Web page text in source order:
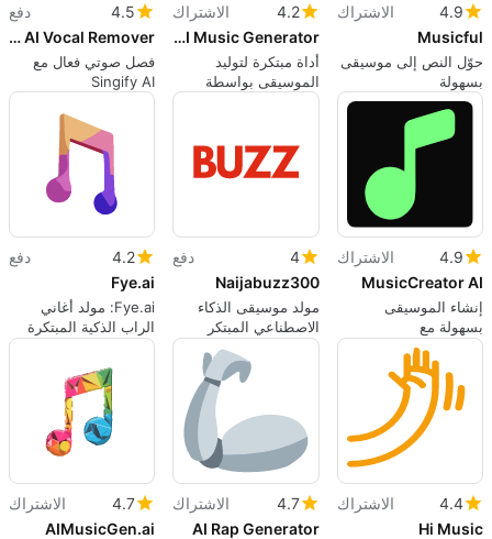
4.9
الاشتراك
Musicful
حوّل النص إلى موسيقى
بسهولة
4.2
الاشتراك
Free AI Music Generator
أداة مبتكرة لتوليد
الموسيقى بواسطة
الذكاء الاصطناعي
4.5
دفع
Singify AI Vocal Remover
فصل صوتي فعال مع
Singify AI
4.9
الاشتراك
MusicCreator AI
إنشاء الموسيقى
بسهولة مع
MusicCreator AI
4
دفع
Naijabuzz300
مولد موسيقى الذكاء
الاصطناعي المبتكر
للفنانين
4.2
دفع
Fye.ai
Fye.ai: مولد أغاني
الراب الذكية المبتكرة
4.4
الاشتراك
Hi Music
4.7
الاشتراك
AI Rap Generator
4.7
الاشتراك
AIMusicGen.ai